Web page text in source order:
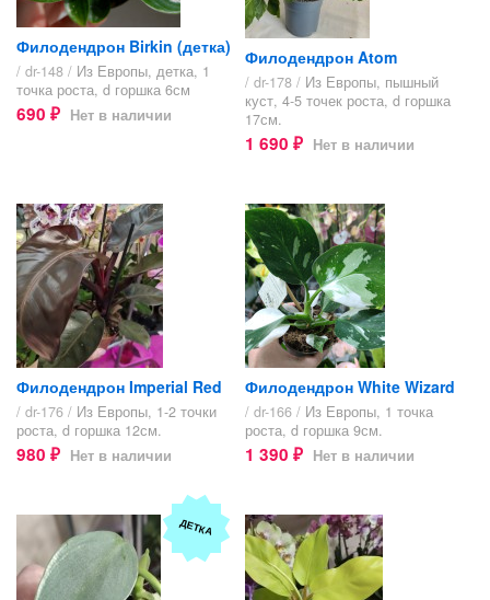
Филодендрон Birkin (детка)
/ dr-148 / Из Европы, детка, 1
точка роста, d горшка 6см
690 ₽ Нет в наличии
Филодендрон Atom
/ dr-178 / Из Европы, пышный
куст, 4-5 точек роста, d горшка
17см.
1 690 ₽ Нет в наличии
Филодендрон Imperial Red
/ dr-176 / Из Европы, 1-2 точки
роста, d горшка 12см.
980 ₽ Нет в наличии
Филодендрон White Wizard
/ dr-166 / Из Европы, 1 точка
роста, d горшка 9см.
1 390 ₽ Нет в наличии
ДЕТКА